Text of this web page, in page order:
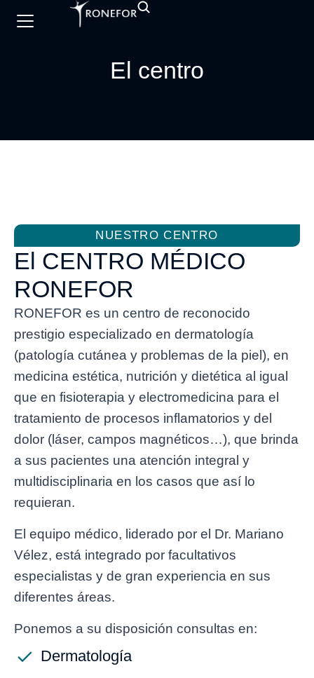
El centro
NUESTRO CENTRO
El CENTRO MÉDICO
RONEFOR
RONEFOR es un centro de reconocido
prestigio especializado en dermatología
(patología cutánea y problemas de la piel), en
medicina estética, nutrición y dietética al igual
que en fisioterapia y electromedicina para el
tratamiento de procesos inflamatorios y del
dolor (láser, campos magnéticos…), que brinda
a sus pacientes una atención integral y
multidisciplinaria en los casos que así lo
requieran.
El equipo médico, liderado por el Dr. Mariano
Vélez, está integrado por facultativos
especialistas y de gran experiencia en sus
diferentes áreas.
Ponemos a su disposición consultas en:
Dermatología